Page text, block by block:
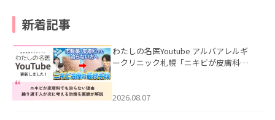
新着記事
わたしの名医Youtube アルバアレルギ
ークリニック札幌「ニキビが皮膚科で
ました。
2026.08.07